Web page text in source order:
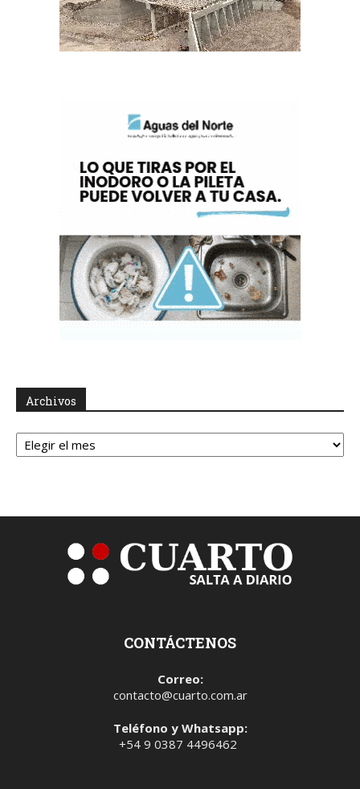
Archivos
Archivos
CONTÁCTENOS
Correo:
contacto@cuarto.com.ar
Teléfono y Whatsapp:
+54 9 0387 4496462